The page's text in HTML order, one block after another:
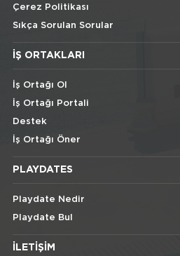
Çerez Politikası
Sıkça Sorulan Sorular
İŞ ORTAKLARI
İş Ortağı Ol
İş Ortağı Portali
Destek
İş Ortağı Öner
PLAYDATES
Playdate Nedir
Playdate Bul
İLETIŞIM